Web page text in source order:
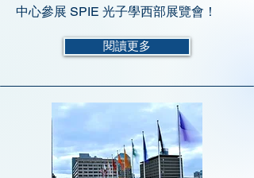
中心參展 SPIE 光子學西部展覽會！
閱讀更多